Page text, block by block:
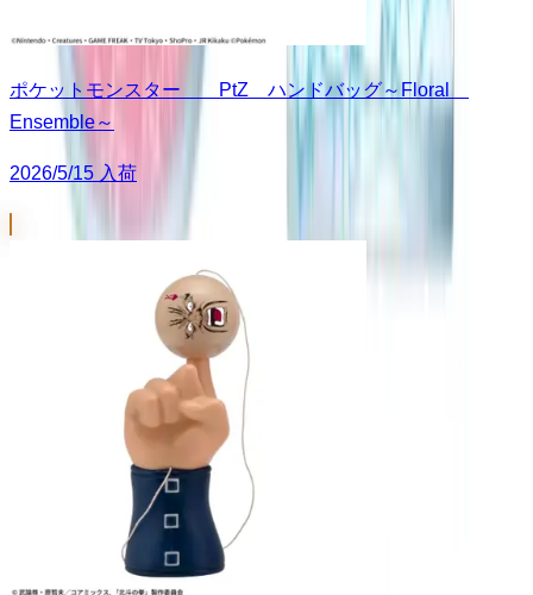
ポケットモンスター PtZ ハンドバッグ～Floral
Ensemble～
2026/5/15 入荷